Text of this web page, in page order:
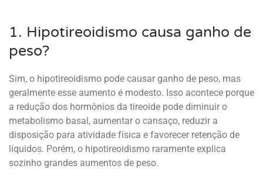
1. Hipotireoidismo causa ganho de
peso?
Sim, o hipotireoidismo pode causar ganho de peso, mas
geralmente esse aumento é modesto. Isso acontece porque
a redução dos hormônios da tireoide pode diminuir o
metabolismo basal, aumentar o cansaço, reduzir a
disposição para atividade física e favorecer retenção de
líquidos. Porém, o hipotireoidismo raramente explica
sozinho grandes aumentos de peso.